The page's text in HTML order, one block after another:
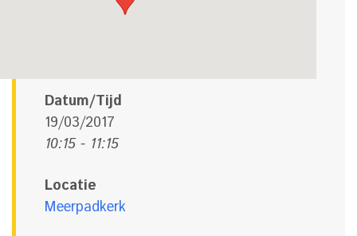
Datum/Tijd
19/03/2017
10:15 - 11:15
Locatie
Meerpadkerk